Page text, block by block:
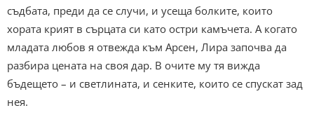
съдбата, преди да се случи, и усеща болките, които
хората крият в сърцата си като остри камъчета. А когато
младата любов я отвежда към Арсен, Лира започва да
разбира цената на своя дар. В очите му тя вижда
бъдещето – и светлината, и сенките, които се спускат зад
нея.